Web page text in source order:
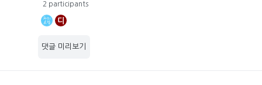
2 participants
디
댓글 미리보기